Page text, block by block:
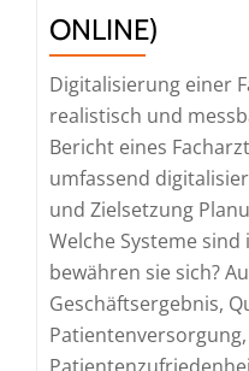
ONLINE)
Digitalisierung einer
realistisch und
Bericht eines
umfassend
und Zielsetzung
Welche Systeme
bewähren sie sich?
Geschäftsergebnis,